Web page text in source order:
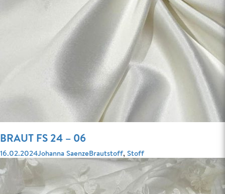
BRAUT FS 24 – 06
Veröffentlicht
16.02.2024Autor
Johanna SaenzeKategorien
Brautstoff,Stoff